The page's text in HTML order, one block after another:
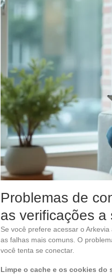
Problemas de
as verificações a
Se você prefere acessar o
as falhas mais comuns. O
você tenta se conectar.
Limpe o cache e os cookies do